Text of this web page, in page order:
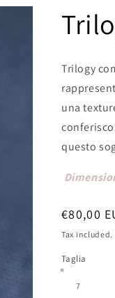
Trilogy
una
questo
Regular
price
€80,00
Tax included.
Taglia